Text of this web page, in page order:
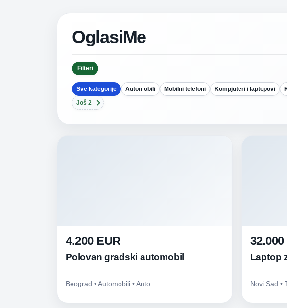
OglasiMe
Filteri
Sve kategorije Automobili Mobilni telefoni Kompjuteri i laptopovi
Još 2
4.200 EUR
Polovan gradski automobil
Beograd • Automobili • Auto
Laptop
Novi Sad •